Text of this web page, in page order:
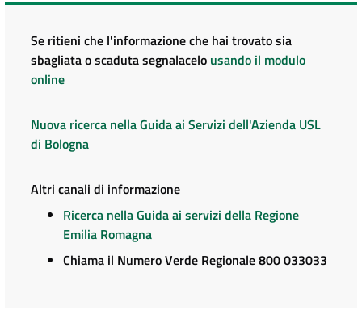
Se ritieni che l'informazione che hai trovato sia
sbagliata o scaduta segnalacelo usando il modulo
online
Nuova ricerca nella Guida ai Servizi dell'Azienda USL
di Bologna
Altri canali di informazione
Ricerca nella Guida ai servizi della Regione
Emilia Romagna
Chiama il Numero Verde Regionale 800 033033